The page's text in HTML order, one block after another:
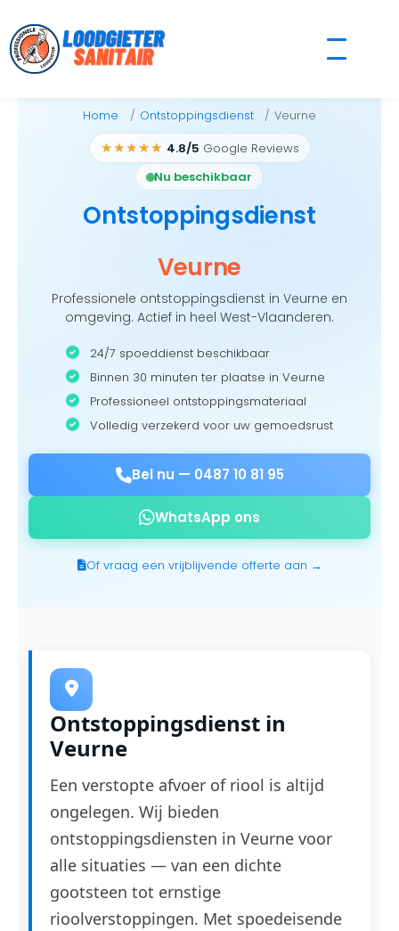
to
content
Home Ontstoppingsdienst Veurne
★★★★★ 4.8/5 Google Reviews
Nu beschikbaar
Ontstoppingsdienst
Veurne
Professionele ontstoppingsdienst in Veurne en
omgeving. Actief in heel West-Vlaanderen.
24/7 spoeddienst beschikbaar
Binnen 30 minuten ter plaatse in Veurne
Professioneel ontstoppingsmateriaal
Volledig verzekerd voor uw gemoedsrust
Bel nu — 0487 10 81 95
WhatsApp ons
Of vraag een vrijblijvende offerte aan →
Ontstoppingsdienst in
Veurne
Een verstopte afvoer of riool is altijd
ongelegen. Wij bieden
ontstoppingsdiensten in Veurne voor
alle situaties — van een dichte
gootsteen tot ernstige
rioolverstoppingen. Met spoedeisende